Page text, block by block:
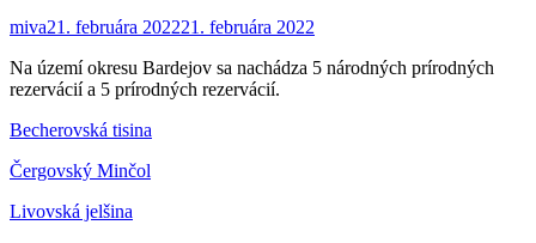
miva21. februára 202221. februára 2022
Na území okresu Bardejov sa nachádza 5 národných prírodných
rezervácií a 5 prírodných rezervácií.
Becherovská tisina
Čergovský Minčol
Livovská jelšina